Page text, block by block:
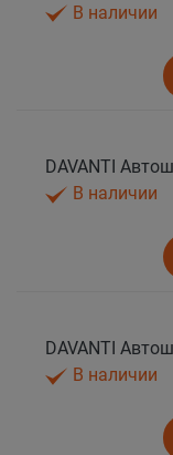
В наличии
В наличии
В наличии